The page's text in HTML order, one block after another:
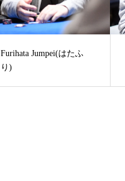
Furihata Jumpei(はたふ
り)